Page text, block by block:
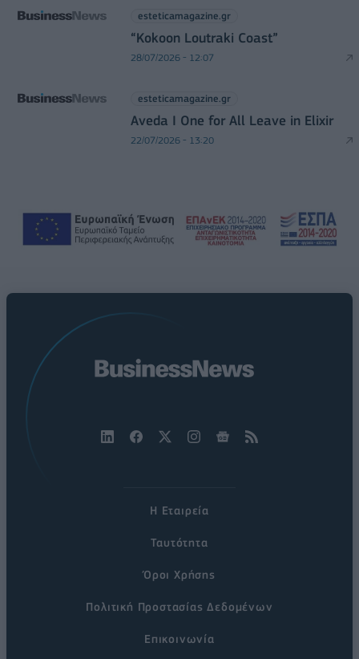
esteticamagazine.gr
“Kokoon Loutraki Coast”
28/07/2026 - 12:07
esteticamagazine.gr
Aveda I One for All Leave in Elixir
22/07/2026 - 13:20
Η Εταιρεία
Ταυτότητα
Όροι Χρήσης
Πολιτική Προστασίας Δεδομένων
Επικοινωνία